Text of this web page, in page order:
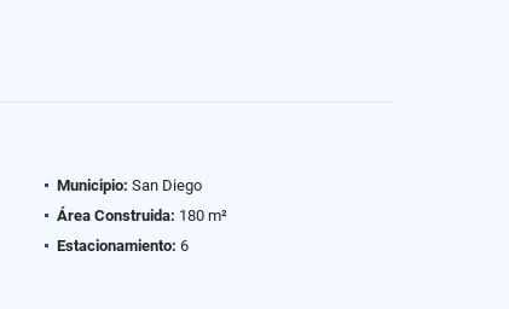
Municipio: San Diego
Área Construida: 180 m²
Estacionamiento: 6